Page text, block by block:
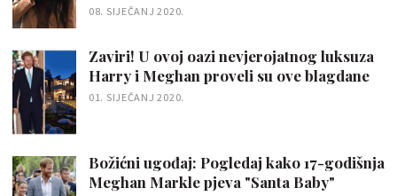
08. SIJEČANJ 2020.
Zaviri! U ovoj oazi nevjerojatnog luksuza
Harry i Meghan proveli su ove blagdane
01. SIJEČANJ 2020.
Božićni ugođaj: Pogledaj kako 17-godišnja
Meghan Markle pjeva "Santa Baby"